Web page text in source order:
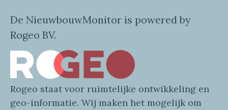
De NieuwbouwMonitor is powered by
Rogeo BV.
Rogeo staat voor ruimtelijke ontwikkeling en
geo-informatie. Wij maken het mogelijk om